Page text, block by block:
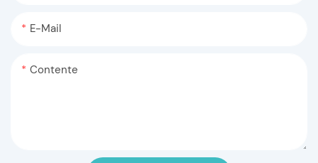
E-Mail
Contente